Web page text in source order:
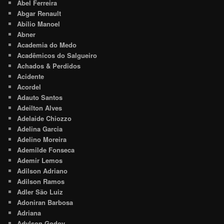
Abel Ferreira
Abgar Renault
Abílio Manoel
Abner
Academia do Medo
Acadêmicos do Salgueiro
Achados & Perdidos
Acidente
Acordel
Adauto Santos
Adeilton Alves
Adelaide Chiozzo
Adelina Garcia
Adelino Moreira
Ademilde Fonseca
Ademir Lemos
Adilson Adriano
Adilson Ramos
Adler São Luiz
Adoniran Barbosa
Adriana